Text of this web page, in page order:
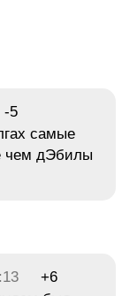
-5
самые
чем дЭбилы
+6